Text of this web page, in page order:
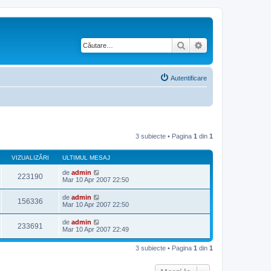
Căutare
Autentificare
3 subiecte • Pagina 1 din 1
VIZUALIZĂRI ULTIMUL MESAJ
223190 de admin
Mar 10 Apr 2007 22:50
156336 de admin
Mar 10 Apr 2007 22:50
233691 de admin
Mar 10 Apr 2007 22:49
3 subiecte • Pagina 1 din 1